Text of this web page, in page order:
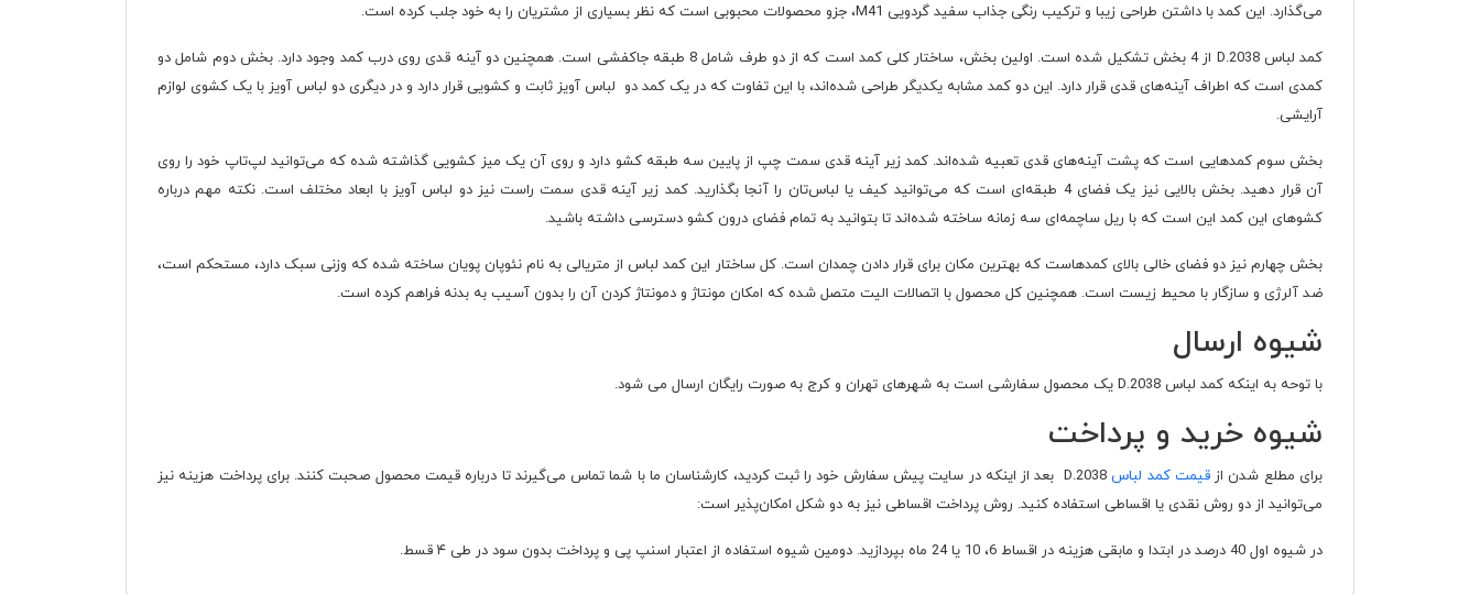
می‌گذارد. این کمد با داشتن طراحی زیبا و ترکیب رنگی جذاب سفید گردویی M41، جزو محصولات محبوبی است که نظر بسیاری از مشتریان را به خود جلب کرده است.
کمد لباس D.2038 از 4 بخش تشکیل شده است. اولین بخش، ساختار کلی کمد است که از دو طرف شامل 8 طبقه جاکفشی است. همچنین دو آینه قدی روی درب کمد وجود دارد. بخش دوم شامل دو
کمدی است که اطراف آینه‌های قدی قرار دارد. این دو کمد مشابه یکدیگر طراحی شده‌اند، با این تفاوت که در یک کمد دو لباس آویز ثابت و کشویی قرار دارد و در دیگری دو لباس آویز با یک کشوی لوازم
آرایشی.
بخش سوم کمدهایی است که پشت آینه‌های قدی تعبیه شده‌اند. کمد زیر آینه قدی سمت چپ از پایین سه طبقه کشو دارد و روی آن یک میز کشویی گذاشته شده که می‌توانید لپ‌تاپ خود را روی
آن قرار دهید. بخش بالایی نیز یک فضای 4 طبقه‌ای است که می‌توانید کیف یا لباس‌تان را آنجا بگذارید. کمد زیر آینه قدی سمت راست نیز دو لباس آویز با ابعاد مختلف است. نکته مهم درباره
کشوهای این کمد این است که با ریل ساچمه‌ای سه زمانه ساخته شده‌اند تا بتوانید به تمام فضای درون کشو دسترسی داشته باشید.
بخش چهارم نیز دو فضای خالی بالای کمدهاست که بهترین مکان برای قرار دادن چمدان است. کل ساختار این کمد لباس از متریالی به نام نئوپان پویان ساخته شده که وزنی سبک دارد، مستحکم است،
ضد آلرژی و سازگار با محیط زیست است. همچنین کل محصول با اتصالات الیت متصل شده که امکان مونتاژ و دمونتاژ کردن آن را بدون آسیب به بدنه فراهم کرده است.
شیوه ارسال
با توحه به اینکه کمد لباس D.2038 یک محصول سفارشی است به شهرهای تهران و کرج به صورت رایگان ارسال می شود.
شیوه خرید و پرداخت
برای مطلع شدن ازقیمت کمد لباس
D.2038 بعد از اینکه در سایت پیش سفارش خود را ثبت کردید، کارشناسان ما با شما تماس می‌گیرند تا درباره قیمت محصول صحبت کنند. برای پرداخت هزینه نیز
می‌توانید از دو روش نقدی یا اقساطی استفاده کنید. روش پرداخت اقساطی نیز به دو شکل امکان‌پذیر است:
در شیوه اول 40 درصد در ابتدا و مابقی هزینه در اقساط 6، 10 یا 24 ماه بپردازید. دومین شیوه استفاده از اعتبار اسنپ پی و پرداخت بدون سود در طی ۴ قسط.